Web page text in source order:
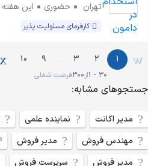
تهران
حضوری این هفته
کارفرمای مسئولیت پذیر
1
2
3
…
9
10
1 - 30از300فرصت شغلی
جستجو‌های مشابه:
مدیر اکانت نماینده علمی
مهندس فروش
مدیر فروش
مدیر فروش
سرپرست فروش